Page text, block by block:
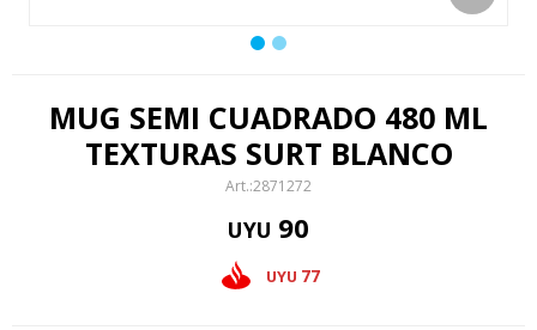
MUG SEMI CUADRADO 480 ML
TEXTURAS SURT BLANCO
2871272
UYU 90
UYU 77